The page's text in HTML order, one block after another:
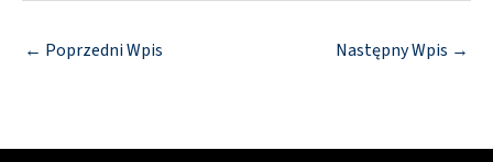
← Poprzedni Wpis Następny Wpis →